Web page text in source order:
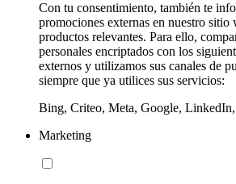
Con tu consentimiento, también te
promociones externas en nuestro sitio
productos relevantes. Para ello,
personales encriptados con los
externos y utilizamos sus canales de
siempre que ya utilices sus servicios:
Bing, Criteo, Meta, Google,
Marketing